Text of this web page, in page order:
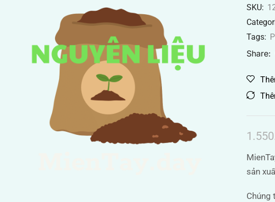
SKU:
Tags:
Share:
sản
Chúng